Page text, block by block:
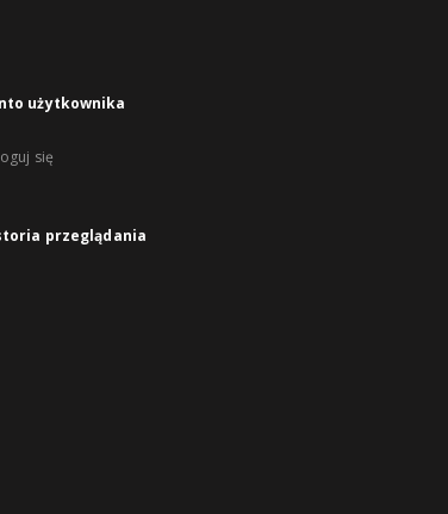
użytkownika
się
przeglądania